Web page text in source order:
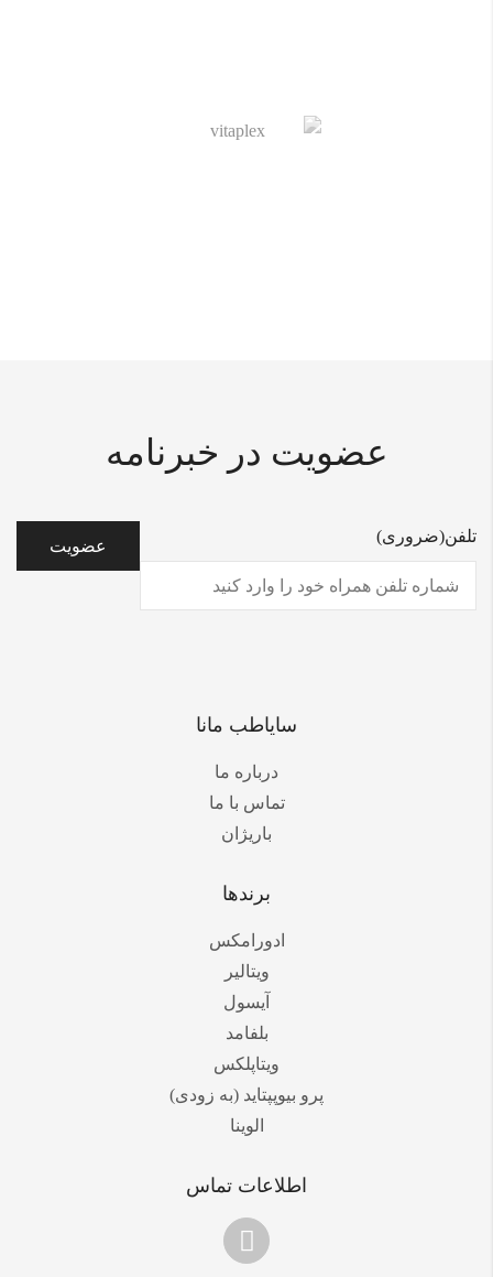
عضویت در خبرنامه
تلفن(ضروری)
سایاطب مانا
درباره ما
تماس با ما
باریژان
برندها
ادورامکس
ویتالیر
آیسول
بلفامد
ویتاپلکس
پرو بیوپپتاید (به زودی)
الوینا
اطلاعات تماس